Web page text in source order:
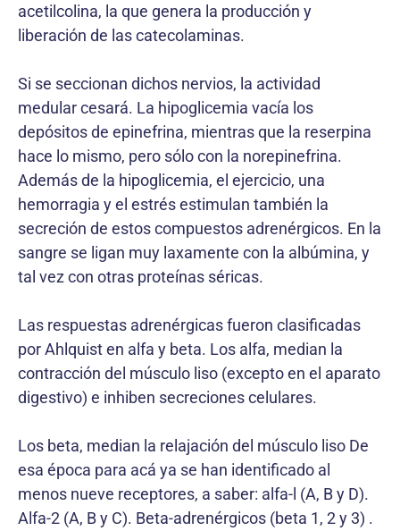
acetilcolina, la que genera la producción y
liberación de las catecolaminas.
Si se seccionan dichos nervios, la actividad
medular cesará. La hipoglicemia vacía los
depósitos de epinefrina, mientras que la reserpina
hace lo mismo, pero sólo con la norepinefrina.
Además de la hipoglicemia, el ejercicio, una
hemorragia y el estrés estimulan también la
secreción de estos compuestos adrenérgicos. En la
sangre se ligan muy laxamente con la albúmina, y
tal vez con otras proteínas séricas.
Las respuestas adrenérgicas fueron clasificadas
por Ahlquist en alfa y beta. Los alfa, median la
contracción del músculo liso (excepto en el aparato
digestivo) e inhiben secreciones celulares.
Los beta, median la relajación del músculo liso De
esa época para acá ya se han identificado al
menos nueve receptores, a saber: alfa-l (A, B y D).
Alfa-2 (A, B y C). Beta-adrenérgicos (beta 1, 2 y 3) .